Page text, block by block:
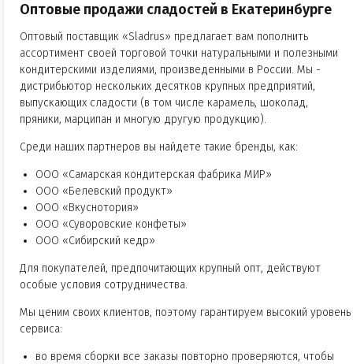
Оптовые продажи сладостей в Екатеринбурге
Оптовый поставщик «Sladrus» предлагает вам пополнить
ассортимент своей торговой точки натуральными и полезными
кондитерскими изделиями, произведенными в России. Мы -
дистрибьютор нескольких десятков крупных предприятий,
выпускающих сладости (в том числе карамель, шоколад,
пряники, марципан и многую другую продукцию).
Среди наших партнеров вы найдете такие бренды, как:
ООО «Самарская кондитерская фабрика МИР»
ООО «Белевский продукт»
ООО «Вкуснотория»
ООО «Суворовские конфеты»
ООО «Сибирский кедр»
Для покупателей, предпочитающих крупный опт, действуют
особые условия сотрудничества.
Мы ценим своих клиентов, поэтому гарантируем высокий уровень
сервиса:
во время сборки все заказы повторно проверяются, чтобы